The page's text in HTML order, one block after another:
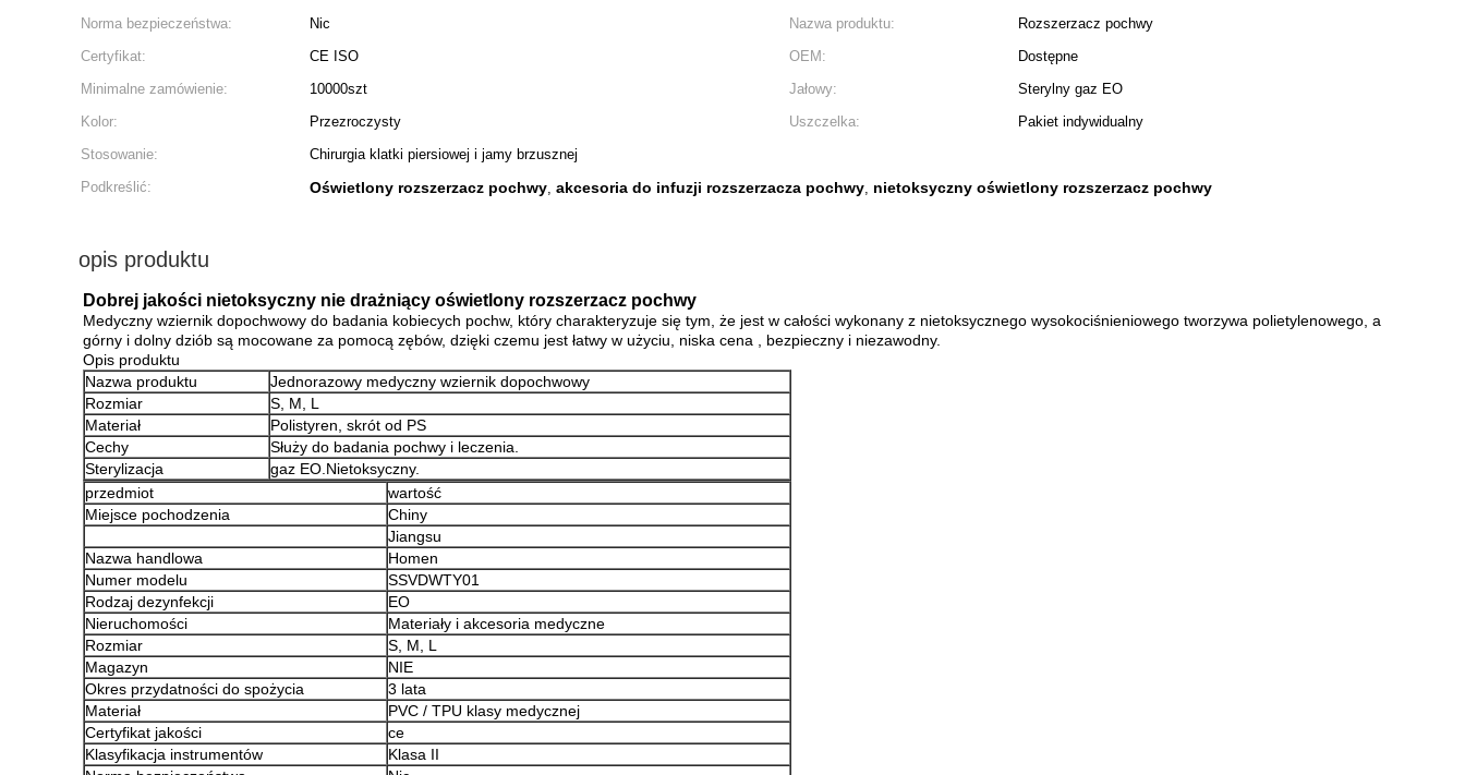
Norma bezpieczeństwa:
Nic Nazwa produktu:
Rozszerzacz pochwy
Certyfikat:
CE ISO OEM:
Dostępne
Minimalne zamówienie:
10000szt Jałowy:
Sterylny gaz EO
Kolor:
Przezroczysty Uszczelka:
Pakiet indywidualny
Stosowanie:
Chirurgia klatki piersiowej i jamy brzusznej
Podkreślić:
Oświetlony rozszerzacz pochwy, akcesoria do infuzji rozszerzacza pochwy, nietoksyczny oświetlony rozszerzacz pochwy
opis produktu
Dobrej jakości nietoksyczny nie drażniący oświetlony rozszerzacz pochwy
Medyczny wziernik dopochwowy do badania kobiecych pochw, który charakteryzuje się tym, że jest w całości wykonany z nietoksycznego wysokociśnieniowego tworzywa polietylenowego, a
górny i dolny dziób są mocowane za pomocą zębów, dzięki czemu jest łatwy w użyciu, niska cena , bezpieczny i niezawodny.
Opis produktu
Nazwa produktu
Jednorazowy medyczny wziernik dopochwowy
Rozmiar
S, M, L
Materiał
Polistyren, skrót od PS
Cechy
Służy do badania pochwy i leczenia.
Sterylizacja
gaz EO.Nietoksyczny.
przedmiot
wartość
Miejsce pochodzenia
Chiny
Jiangsu
Nazwa handlowa
Homen
Numer modelu
SSVDWTY01
Rodzaj dezynfekcji
EO
Nieruchomości
Materiały i akcesoria medyczne
Rozmiar
S, M, L
Magazyn
NIE
Okres przydatności do spożycia
3 lata
Materiał
PVC / TPU klasy medycznej
Certyfikat jakości
ce
Klasyfikacja instrumentów
Klasa II